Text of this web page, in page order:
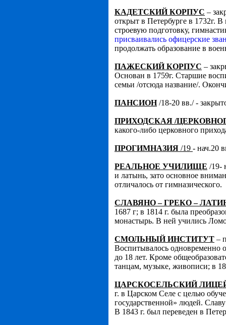
КАДЕТСКИЙ КОРПУС –
открыт в Петербурге в 1732г.
строевую подготовку,
присваивались офицерские
продолжать образование в
ПАЖЕСКИЙ КОРПУС –
Основан в 1759г. Старшие
семьи /отсюда название/.
ПАНСИОН/18-20 вв./ -
ПРИХОДСКАЯ /
какого-либо церковного
ПРОГИМНАЗИЯ /19 - нач.20
РЕАЛЬНОЕ УЧИЛИЩЕ /19-
и латынь, зато основное
отличалось от гимназического.
СЛАВЯНО – ГРЕКО –
1687 г; в 1814 г. была
монастырь. В ней учились
СМОЛЬНЫЙ ИНСТИТУТ –
Воспитывалось одновременно
до 18 лет. Кроме
танцам, музыке, живописи; в
ЦАРСКОСЕЛЬСКИЙ
г. в Царском Селе с целью
государственной» людей.
В 1843 г. был переведен в